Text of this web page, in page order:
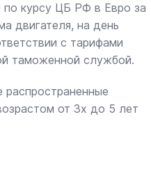
по курсу ЦБ РФ в Евро за
двигателя, на день
с тарифами
таможенной службой.
от 3х до 5 лет